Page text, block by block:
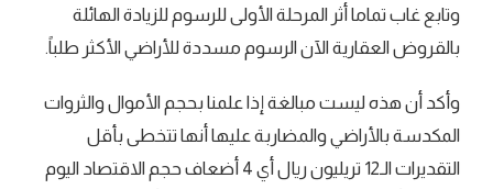
وتابع غاب تماما أثر المرحلة الأولى للرسوم للزيادة الهائلة
بالقروض العقارية الآن الرسوم مسددة للأراضي الأكثر طلباً.
وأكد أن هذه ليست مبالغة إذا علمنا بحجم الأموال والثروات
المكدسة بالأراضي والمضاربة عليها أنها تتخطى بأقل
التقديرات الـ12 تريليون ريال أي 4 أضعاف حجم الاقتصاد اليوم